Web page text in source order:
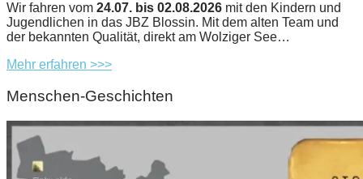
Wir fahren vom 24.07. bis 02.08.2026 mit den Kindern und
Jugendlichen in das JBZ Blossin. Mit dem alten Team und
der bekannten Qualität, direkt am Wolziger See…
Mehr erfahren >>>
Menschen-Geschichten